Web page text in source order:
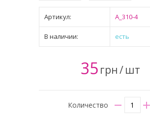
Артикул: A_310-4
В наличии: есть
35 грн/шт
Количество